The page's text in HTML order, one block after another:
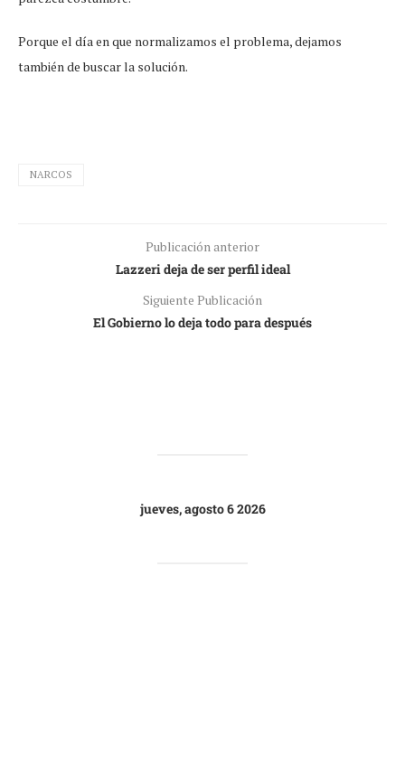
Porque el día en que normalizamos el problema, dejamos
también de buscar la solución.
NARCOS
Publicación anterior
Lazzeri deja de ser perfil ideal
Siguiente Publicación
El Gobierno lo deja todo para después
jueves, agosto 6 2026